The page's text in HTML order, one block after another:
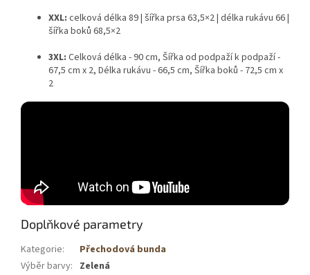
XXL: celková délka 89 | šířka prsa 63,5×2 | délka rukávu 66 |
šířka boků 68,5×2
3XL: Celková délka - 90 cm, Šířka od podpaží k podpaží -
67,5 cm x 2, Délka rukávu - 66,5 cm, Šířka boků - 72,5 cm x
2
Doplňkové parametry
Kategorie:
Přechodová bunda
Výběr barvy: Zelená